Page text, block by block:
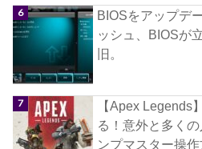
BIOSをアップデ
ッシュ、BIOSが
旧。
【Apex Legends
る！意外と多く
ンプマスター操